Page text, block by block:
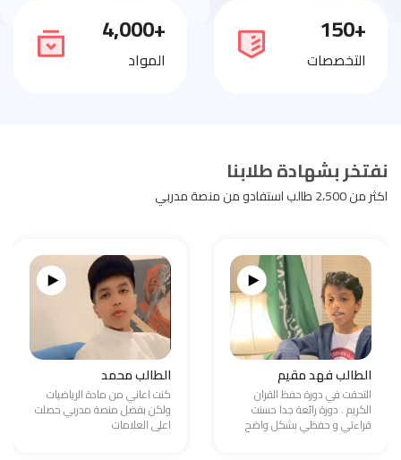
+150
التخصصات
+4,000
المواد
نفتخر بشهادة طلابنا
اكثر من 2،500 طالب استفادو من منصة مدربي
الطالب فهد مقيم
التحقت في دورة حفظ القران
الكريم . دورة رائعة جدا حسنت
قراءتي و حفظي بشكل واضح
الطالب محمد
كنت اعاني من مادة الرياضيات
ولكن بفضل منصة مدربي حصلت
اعلى العلامات